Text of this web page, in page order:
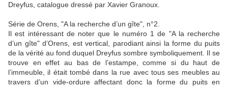
Dreyfus, catalogue dressé par Xavier Granoux.
Série de Orens, "A la recherche d’un gîte", n°2.
Il est intéressant de noter que le numéro 1 de "A la recherche
d’un gîte" d’Orens, est vertical, parodiant ainsi la forme du puits
de la vérité au fond duquel Dreyfus sombre symboliquement. Il se
trouve en effet au bas de l’estampe, comme si du haut de
l’immeuble, il était tombé dans la rue avec tous ses meubles au
travers d’un vide-ordure affectant donc la forme du puits en